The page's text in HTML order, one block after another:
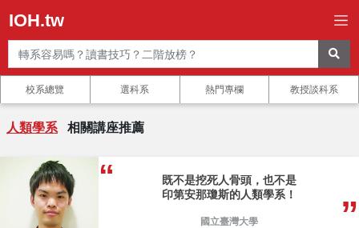
IOH.tw
校系總覽 選科系 熱門專欄 教授談科系
人類學系 相關講座推薦
既不是挖死人骨頭，也不是
印第安那瓊斯的人類學系！
國立臺灣大學